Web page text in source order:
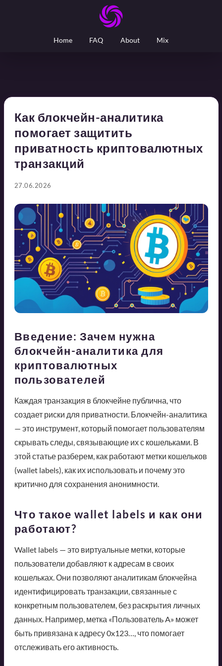
Home FAQ About Mix
Как блокчейн-аналитика
помогает защитить
приватность криптовалютных
транзакций
27.06.2026
Введение: Зачем нужна
блокчейн-аналитика для
криптовалютных
пользователей
Каждая транзакция в блокчейне публична, что
создает риски для приватности. Блокчейн-аналитика
— это инструмент, который помогает пользователям
скрывать следы, связывающие их с кошельками. В
этой статье разберем, как работают метки кошельков
(wallet labels), как их использовать и почему это
критично для сохранения анонимности.
Что такое wallet labels и как они
работают?
Wallet labels — это виртуальные метки, которые
пользователи добавляют к адресам в своих
кошельках. Они позволяют аналитикам блокчейна
идентифицировать транзакции, связанные с
конкретным пользователем, без раскрытия личных
данных. Например, метка «Пользователь A» может
быть привязана к адресу 0x123…, что помогает
отслеживать его активность.